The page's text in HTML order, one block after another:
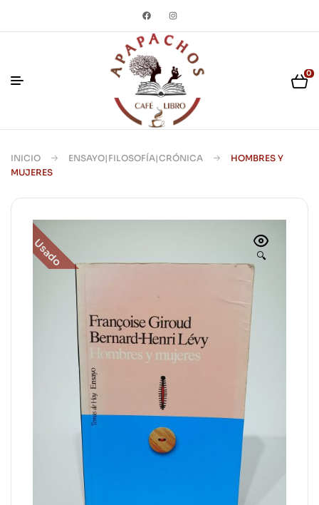
0
INICIO ENSAYO|FILOSOFÍA|CRÓNICA
HOMBRES Y
MUJERES
Usado 🔍